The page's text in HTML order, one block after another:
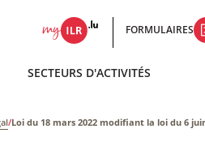
FORMULAIRES
SECTEURS D'ACTIVITÉS
/Loi du 18 mars 2022 modifiant la loi du 6